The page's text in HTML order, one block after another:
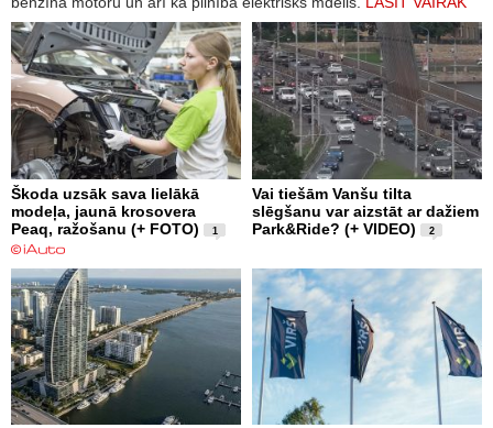
Škoda uzsāk sava lielākā
modeļa, jaunā krosovera
Peaq, ražošanu (+ FOTO)
1
Vai tiešām Vanšu tilta
slēgšanu var aizstāt ar dažiem
Park&Ride? (+ VIDEO)
2